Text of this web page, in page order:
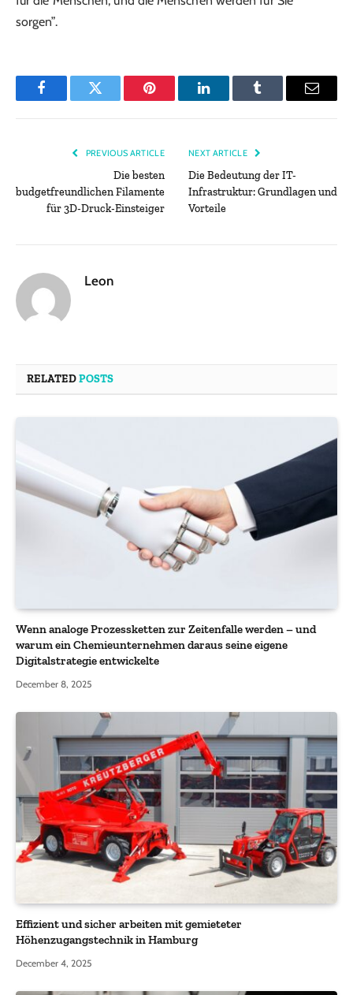
sorgen”.
FacebookTwitter Pinterest LinkedInTumblr Email
PREVIOUS ARTICLE
Die besten
budgetfreundlichen Filamente
für 3D-Druck-Einsteiger
NEXT ARTICLE
Die Bedeutung der IT-
Infrastruktur: Grundlagen und
Vorteile
Leon
RELATEDPOSTS
Wenn analoge Prozessketten zur Zeitenfalle werden – und
warum ein Chemieunternehmen daraus seine eigene
Digitalstrategie entwickelte
December 8, 2025
Effizient und sicher arbeiten mit gemieteter
Höhenzugangstechnik in Hamburg
December 4, 2025